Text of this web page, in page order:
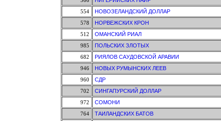
554
НОВОЗЕЛАНДСКИЙ ДОЛЛАР
578
НОРВЕЖСКИХ КРОН
512
ОМАНСКИЙ РИАЛ
985
ПОЛЬСКИХ ЗЛОТЫХ
682
РИЯЛОВ САУДОВСКОЙ АРАВИИ
946
НОВЫХ РУМЫНСКИХ ЛЕЕВ
960
СДР
702
СИНГАПУРСКИЙ ДОЛЛАР
972
СОМОНИ
764
ТАИЛАНДСКИХ БАТОВ